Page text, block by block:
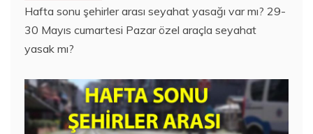
Hafta sonu şehirler arası seyahat yasağı var mı? 29-
30 Mayıs cumartesi Pazar özel araçla seyahat
yasak mı?